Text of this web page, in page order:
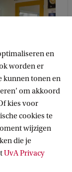
en
worden er
kunnen tonen en
om akkoord
kies voor
cookies te
wijzigen
die je
UvA Privacy